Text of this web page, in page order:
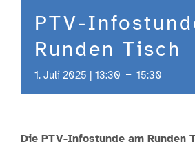
KontaktPTV-
Runden Tisch
1. Juli 2025 | 13:30 - 15:30
Die PTV-Infostunde am Runden